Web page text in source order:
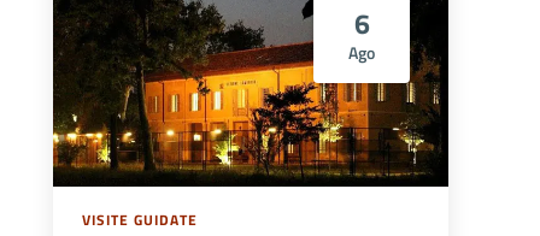
6
Ago
VISITE GUIDATE